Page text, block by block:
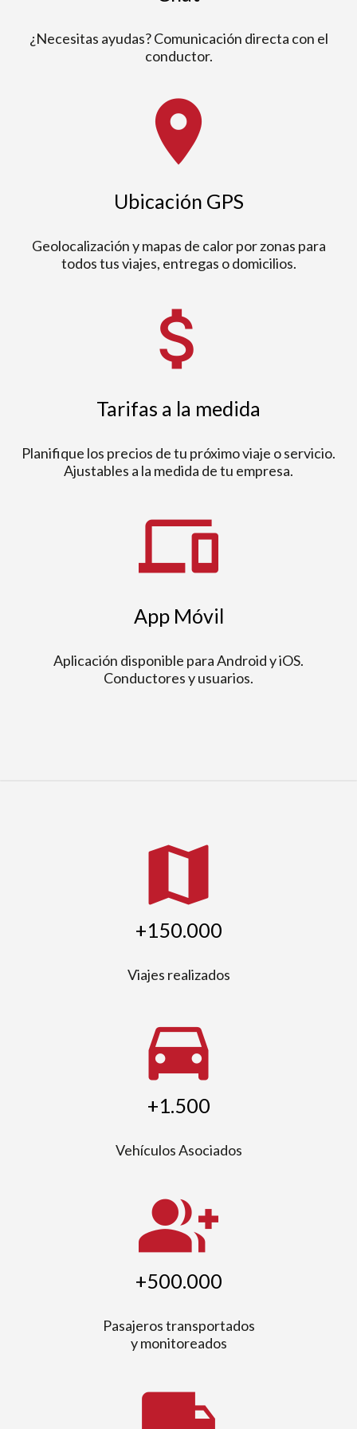
¿Necesitas ayudas? Comunicación directa con el
conductor.
place
Ubicación GPS
Geolocalización y mapas de calor por zonas para
todos tus viajes, entregas o domicilios.
attach_money
Tarifas a la medida
Planifique los precios de tu próximo viaje o servicio.
Ajustables a la medida de tu empresa.
devices
App Móvil
Aplicación disponible para Android y iOS.
Conductores y usuarios.
map
+150.000
Viajes realizados
directions_car
+1.500
Vehículos Asociados
group_add
+500.000
Pasajeros transportados
y monitoreados